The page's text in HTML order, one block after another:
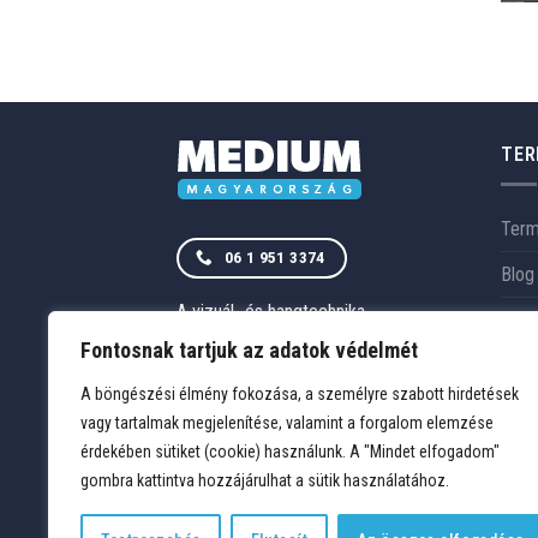
Fontosnak tartjuk az adatok védelmét
A böngészési élmény fokozása, a személyre szabott hirdetések
vagy tartalmak megjelenítése, valamint a forgalom elemzése
érdekében sütiket (cookie) használunk. A "Mindet elfogadom"
gombra kattintva hozzájárulhat a sütik használatához.
06 1 951 3374
A vizuál- és hangtechnika
magyarországi szakértője.RÓLUNK
Blog